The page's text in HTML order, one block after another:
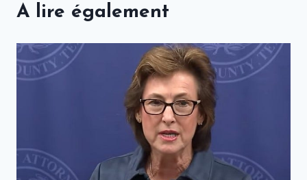
A lire également